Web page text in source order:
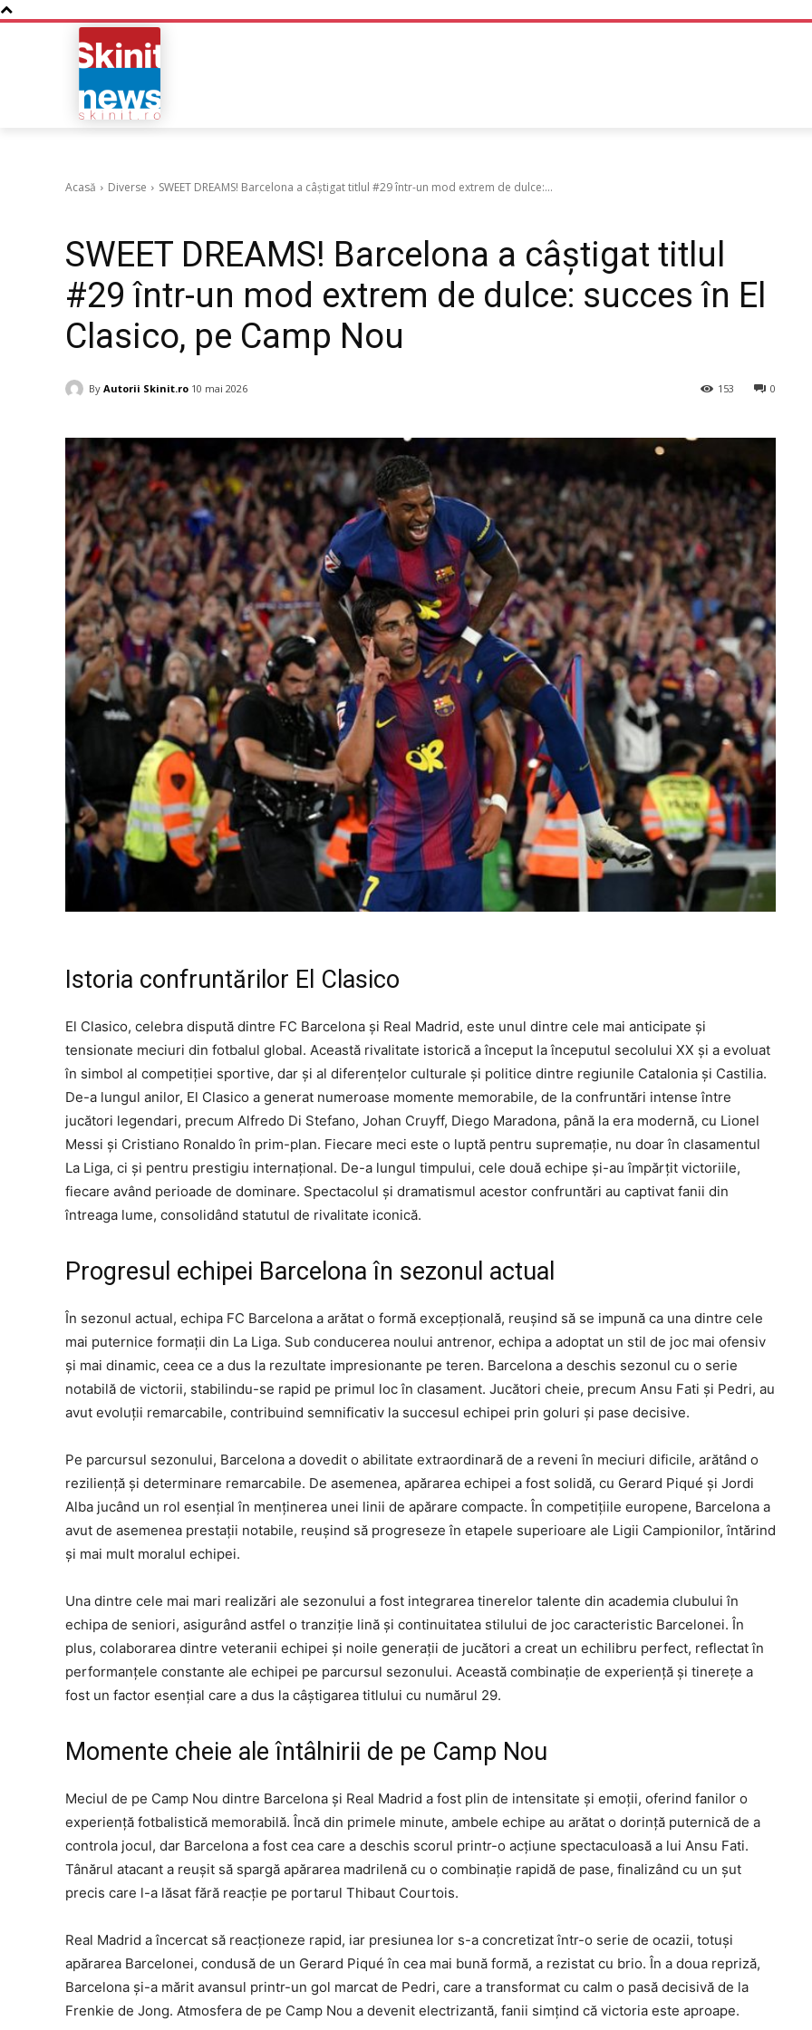
Acasă Diverse SWEET DREAMS! Barcelona a câștigat titlul #29 într-un mod extrem de dulce:...
SWEET DREAMS! Barcelona a câștigat titlul
#29 într-un mod extrem de dulce: succes în El
Clasico, pe Camp Nou
By Autorii Skinit.ro 10 mai 2026 0
153
Istoria confruntărilor El Clasico
El Clasico, celebra dispută dintre FC Barcelona și Real Madrid, este unul dintre cele mai anticipate și
tensionate meciuri din fotbalul global. Această rivalitate istorică a început la începutul secolului XX și a evoluat
în simbol al competiției sportive, dar și al diferențelor culturale și politice dintre regiunile Catalonia și Castilia.
De-a lungul anilor, El Clasico a generat numeroase momente memorabile, de la confruntări intense între
jucători legendari, precum Alfredo Di Stefano, Johan Cruyff, Diego Maradona, până la era modernă, cu Lionel
Messi și Cristiano Ronaldo în prim-plan. Fiecare meci este o luptă pentru supremație, nu doar în clasamentul
La Liga, ci și pentru prestigiu internațional. De-a lungul timpului, cele două echipe și-au împărțit victoriile,
fiecare având perioade de dominare. Spectacolul și dramatismul acestor confruntări au captivat fanii din
întreaga lume, consolidând statutul de rivalitate iconică.
Progresul echipei Barcelona în sezonul actual
În sezonul actual, echipa FC Barcelona a arătat o formă excepțională, reușind să se impună ca una dintre cele
mai puternice formații din La Liga. Sub conducerea noului antrenor, echipa a adoptat un stil de joc mai ofensiv
și mai dinamic, ceea ce a dus la rezultate impresionante pe teren. Barcelona a deschis sezonul cu o serie
notabilă de victorii, stabilindu-se rapid pe primul loc în clasament. Jucători cheie, precum Ansu Fati și Pedri, au
avut evoluții remarcabile, contribuind semnificativ la succesul echipei prin goluri și pase decisive.
Pe parcursul sezonului, Barcelona a dovedit o abilitate extraordinară de a reveni în meciuri dificile, arătând o
reziliență și determinare remarcabile. De asemenea, apărarea echipei a fost solidă, cu Gerard Piqué și Jordi
Alba jucând un rol esențial în menținerea unei linii de apărare compacte. În competițiile europene, Barcelona a
avut de asemenea prestații notabile, reușind să progreseze în etapele superioare ale Ligii Campionilor, întărind
și mai mult moralul echipei.
Una dintre cele mai mari realizări ale sezonului a fost integrarea tinerelor talente din academia clubului în
echipa de seniori, asigurând astfel o tranziție lină și continuitatea stilului de joc caracteristic Barcelonei. În
plus, colaborarea dintre veteranii echipei și noile generații de jucători a creat un echilibru perfect, reflectat în
performanțele constante ale echipei pe parcursul sezonului. Această combinație de experiență și tinerețe a
fost un factor esențial care a dus la câștigarea titlului cu numărul 29.
Momente cheie ale întâlnirii de pe Camp Nou
Meciul de pe Camp Nou dintre Barcelona și Real Madrid a fost plin de intensitate și emoții, oferind fanilor o
experiență fotbalistică memorabilă. Încă din primele minute, ambele echipe au arătat o dorință puternică de a
controla jocul, dar Barcelona a fost cea care a deschis scorul printr-o acțiune spectaculoasă a lui Ansu Fati.
Tânărul atacant a reușit să spargă apărarea madrilenă cu o combinație rapidă de pase, finalizând cu un șut
precis care l-a lăsat fără reacție pe portarul Thibaut Courtois.
Real Madrid a încercat să reacționeze rapid, iar presiunea lor s-a concretizat într-o serie de ocazii, totuși
apărarea Barcelonei, condusă de un Gerard Piqué în cea mai bună formă, a rezistat cu brio. În a doua repriză,
Barcelona și-a mărit avansul printr-un gol marcat de Pedri, care a transformat cu calm o pasă decisivă de la
Frenkie de Jong. Atmosfera de pe Camp Nou a devenit electrizantă, fanii simțind că victoria este aproape.